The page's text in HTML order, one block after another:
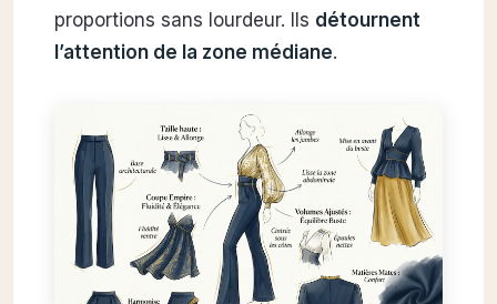
proportions sans lourdeur. Ils détournent
l’attention de la zone médiane.